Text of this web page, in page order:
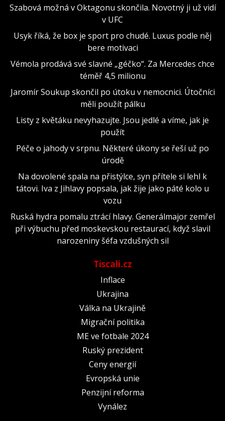
Szabová možná v Oktagonu skončila. Novotný ji už vidí
v UFC
Usyk říká, že box je sport pro chudé. Luxus podle něj
bere motivaci
Vémola prodává své slavné „géčko“. Za Mercedes chce
téměř 4,5 milionu
Jaromír Soukup skončil po útoku v nemocnici. Útočníci
měli použít pálku
Listy z květáku nevyhazujte. Jsou jedlé a víme, jak je
použít
Péče o jahody v srpnu. Některé úkony se řeší už po
úrodě
Na dovolené spala na přistýlce, syn přítele si lehl k
tátovi. Iva z Jihlavy popsala, jak žije jako páté kolo u
vozu
Ruská hydra pomalu ztrácí hlavy. Generálmajor zemřel
při výbuchu před moskevskou restaurací, když slavil
narozeniny šéfa vzdušných sil
Tiscali.cz
Inflace
Ukrajina
Válka na Ukrajině
Migrační politika
ME ve fotbale 2024
Ruský prezident
Ceny energií
Evropská unie
Penzijní reforma
Vynález